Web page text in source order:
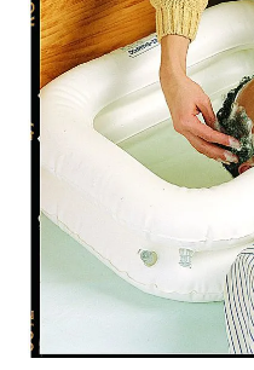
Vêtements & Chaussures
Sécurité